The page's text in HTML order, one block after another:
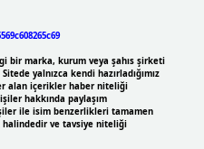
bir marka, kurum veya şahıs şirketi
yalnızca kendi hazırladığımız
alan içerikler haber niteliği
hakkında paylaşım
ile isim benzerlikleri tamamen
ve tavsiye niteliği